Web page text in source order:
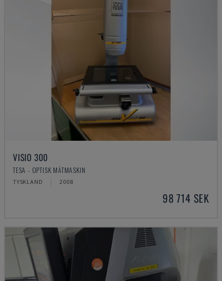
VISIO 300
TESA - OPTISK MÄTMASKIN
TYSKLAND 2008
98 714 SEK